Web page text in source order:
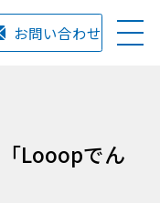
お問い合わせ
Looopでん